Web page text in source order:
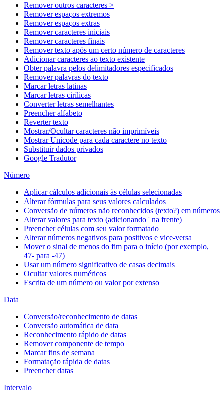
Remover outros caracteres >
Remover espaços extremos
Remover espaços extras
Remover caracteres iniciais
Remover caracteres finais
Remover texto após um certo número de caracteres
Adicionar caracteres ao texto existente
Obter palavra pelos delimitadores especificados
Remover palavras do texto
Marcar letras latinas
Marcar letras cirílicas
Converter letras semelhantes
Preencher alfabeto
Reverter texto
Mostrar/Ocultar caracteres não imprimíveis
Mostrar Unicode para cada caractere no texto
Substituir dados privados
Google Tradutor
Número
Aplicar cálculos adicionais às células selecionadas
Alterar fórmulas para seus valores calculados
Conversão de números não reconhecidos (texto?) em números
Alterar valores para texto (adicionando ' na frente)
Preencher células com seu valor formatado
Alterar números negativos para positivos e vice-versa
Mover o sinal de menos do fim para o início (por exemplo,
47- para -47)
Usar um número significativo de casas decimais
Ocultar valores numéricos
Escrita de um número ou valor por extenso
Data
Conversão/reconhecimento de datas
Conversão automática de data
Reconhecimento rápido de datas
Remover componente de tempo
Marcar fins de semana
Formatação rápida de datas
Preencher datas
Intervalo